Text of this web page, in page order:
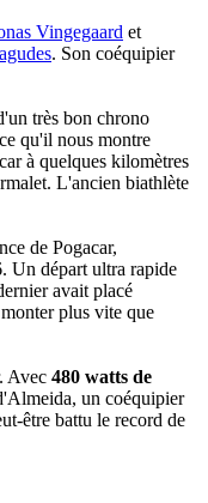
Vingegaard et
. Son coéquipier
très bon chrono
qu'il nous montre
à quelques kilomètres
L'ancien biathlète
de Pogacar,
Un départ ultra rapide
avait placé
plus vite que
Avec 480 watts de
un coéquipier
être battu le record de